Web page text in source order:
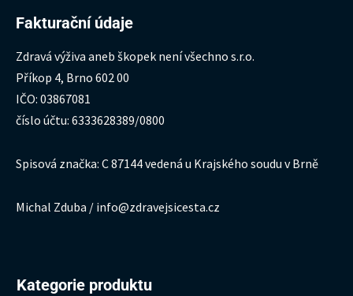
Fakturační údaje
Zdravá výživa aneb škopek není všechno s.r.o.
Příkop 4, Brno 602 00
IČO: 03867081
číslo účtu: 6333628389/0800
Spisová značka: C 87144 vedená u Krajského soudu v Brně
Michal Zduba / info@zdravejsicesta.cz
Kategorie produktu